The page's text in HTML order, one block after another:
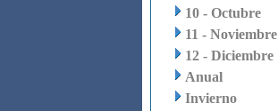
10 - Octubre
11 - Noviembre
12 - Diciembre
Anual
Invierno